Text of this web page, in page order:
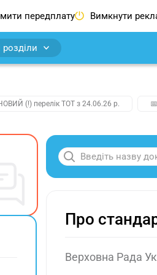
передплату Вимкнути
розділи
(!) перелік ТОТ з 24.06.26 р.
Про
Верховна Рада